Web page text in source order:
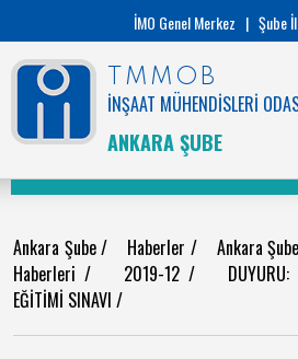
İMO Genel Merkez | Şube
TMMOB
İNŞAAT MÜHENDİSLERİ
ANKARA ŞUBE
Ankara Şube/ Haberler / Ankara
Haberleri / 2019-12 / DUYURU:
EĞİTİMİ SINAVI /